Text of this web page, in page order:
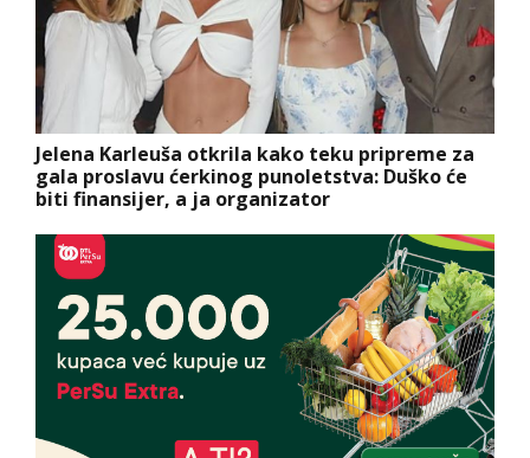
Jelena Karleuša otkrila kako teku pripreme za
gala proslavu ćerkinog punoletstva: Duško će
biti finansijer, a ja organizator